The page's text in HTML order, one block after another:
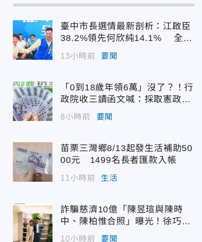
臺中市長選情最新剖析：江啟臣
38.2%領先何欣純14.1% 全世
代支持度全面居首
13小時前 要聞
「0到18歲年領6萬」沒了？！行
政院收三讀函文喊：採取憲政作
為
8小時前 要聞
苗栗三灣鄉8/13起發生活補助50
00元 1499名長者匯款入帳
11小時前 生活
詐騙慈濟10億「陳昱瑄與陳時
中、陳柏惟合照」曝光！徐巧芯
震撼出手
10小時前 要聞